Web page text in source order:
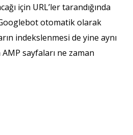
için URL’ler tarandığında
otomatik olarak
indekslenmesi de yine aynı
sayfaları ne zaman